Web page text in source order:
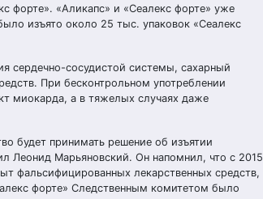
форте». «Аликапс» и «Сеалекс форте» уже
изъято около 25 тыс. упаковок «Сеалекс
сердечно-сосудистой системы, сахарный
При бесконтрольном употреблении
миокарда, а в тяжелых случаях даже
будет принимать решение об изъятии
Леонид Марьяновский. Он напомнил, что с 2015
фальсифицированных лекарственных средств,
форте» Следственным комитетом было